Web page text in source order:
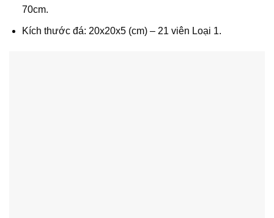
70cm.
Kích thước đá: 20x20x5 (cm) – 21 viên Loại 1.